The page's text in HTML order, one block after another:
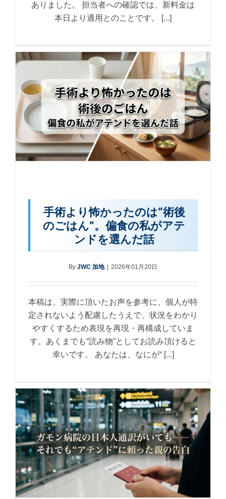
ありました。 担当者への確認では、新料金は
本日より適用とのことです。 [...]
手術より怖かったのは“術後
のごはん”。偏食の私がアテ
ンドを選んだ話
By JWC 加地 2026年01月20日
本稿は、実際に頂いたお声を参考に、個人が特
定されないよう配慮したうえで、状況をわかり
やすくするため表現を再現・再構成していま
す。あくまでも“読み物”としてお読み頂けると
幸いです。 あなたは、なにが“ [...]